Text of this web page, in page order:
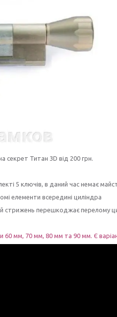
секрет Титан 3D від 200 грн.
5 ключів, в даний час немає
елементи всередині циліндра
стрижень перешкоджає перелому
60 мм, 70 мм, 80 мм та 90 мм. Є